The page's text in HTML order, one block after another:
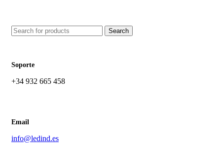
Search
Soporte
+34 932 665 458‬
Email
info@ledind.es